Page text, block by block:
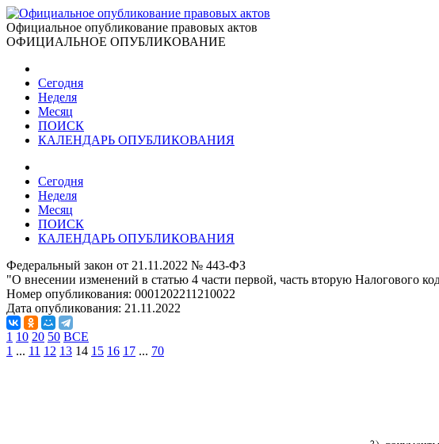
Официальное опубликование правовых актов
ОФИЦИАЛЬНОЕ ОПУБЛИКОВАНИЕ
Сегодня
Неделя
Месяц
ПОИСК
КАЛЕНДАРЬ ОПУБЛИКОВАНИЯ
Сегодня
Неделя
Месяц
ПОИСК
КАЛЕНДАРЬ ОПУБЛИКОВАНИЯ
Федеральный закон от 21.11.2022 № 443-ФЗ
"О внесении изменений в статью 4 части первой, часть вторую Налогового
Номер опубликования: 0001202211210022
Дата опубликования: 21.11.2022
1 10 20 50 ВСЕ
1 ... 11 12 13 14 15 16 17 ... 70